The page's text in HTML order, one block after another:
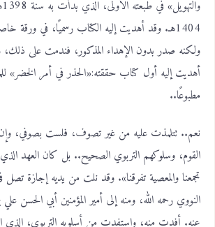
1404هـ. وقد أهديت إليه الكتاب رسميًا، في ورقة
ولكنه صدر بدون الإهداء المذكور، فندمت على ذلك،
أهديت إليه أول كتاب حققته:«الحذر في أمر الخضر»
مطبوعًا..
نعم.. تتلمذت عليه من غير تصوف، فلست بصوفي،
القوم، وسلوكهم التربوي الصحيح.. بل كان العهد الذي
تجمعنا والمعصية تفرقنا». وقد نلت من يديه إجازة تصل
النووي رحمه الله، ومنه إلى أمير المؤمنين أبي الحسن